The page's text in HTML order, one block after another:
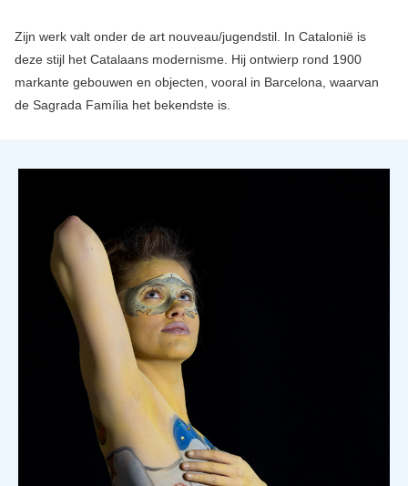
Zijn werk valt onder de art nouveau/jugendstil. In Catalonië is
deze stijl het Catalaans modernisme. Hij ontwierp rond 1900
markante gebouwen en objecten, vooral in Barcelona, waarvan
de Sagrada Família het bekendste is.